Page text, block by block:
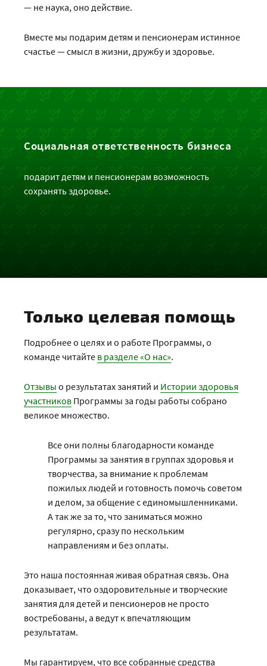
— не наука, оно действие.
Вместе мы подарим детям и пенсионерам истинное
счастье — смысл в жизни, дружбу и здоровье.
Социальная ответственность бизнеса
подарит детям и пенсионерам возможность
сохранять здоровье.
Только целевая помощь
Подробнее о целях и о работе Программы, о
команде читайте в разделе «О нас».
Отзывы о результатах занятий и Истории здоровья
участников Программы за годы работы собрано
великое множество.
Все они полны благодарности команде
Программы за занятия в группах здоровья и
творчества, за внимание к проблемам
пожилых людей и готовность помочь советом
и делом, за общение с единомышленниками.
А так же за то, что заниматься можно
регулярно, сразу по нескольким
направлениям и без оплаты.
Это наша постоянная живая обратная связь. Она
доказывает, что оздоровительные и творческие
занятия для детей и пенсионеров не просто
востребованы, а ведут к впечатляющим
результатам.
Мы гарантируем, что все собранные средства